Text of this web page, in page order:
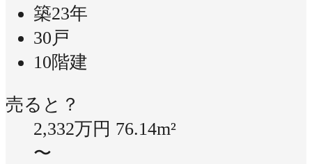
築23年
30戸
10階建
売ると？
2,332万円 76.14m²
〜